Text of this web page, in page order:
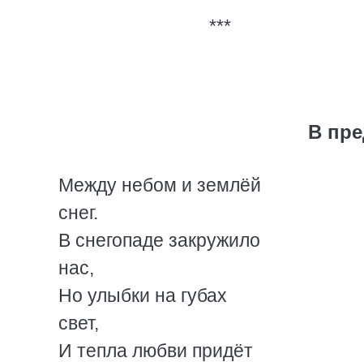
***
В
Между небом и землёй
снег.
В снегопаде закружило
нас,
Но улыбки на губах
свет,
И тепла любви придёт